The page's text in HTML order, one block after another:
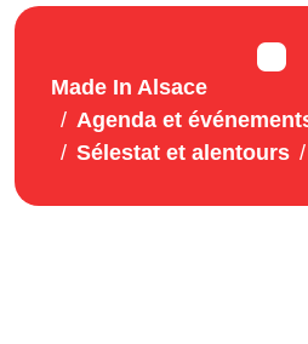
Made In Alsace
Agenda et
Sélestat et alentours